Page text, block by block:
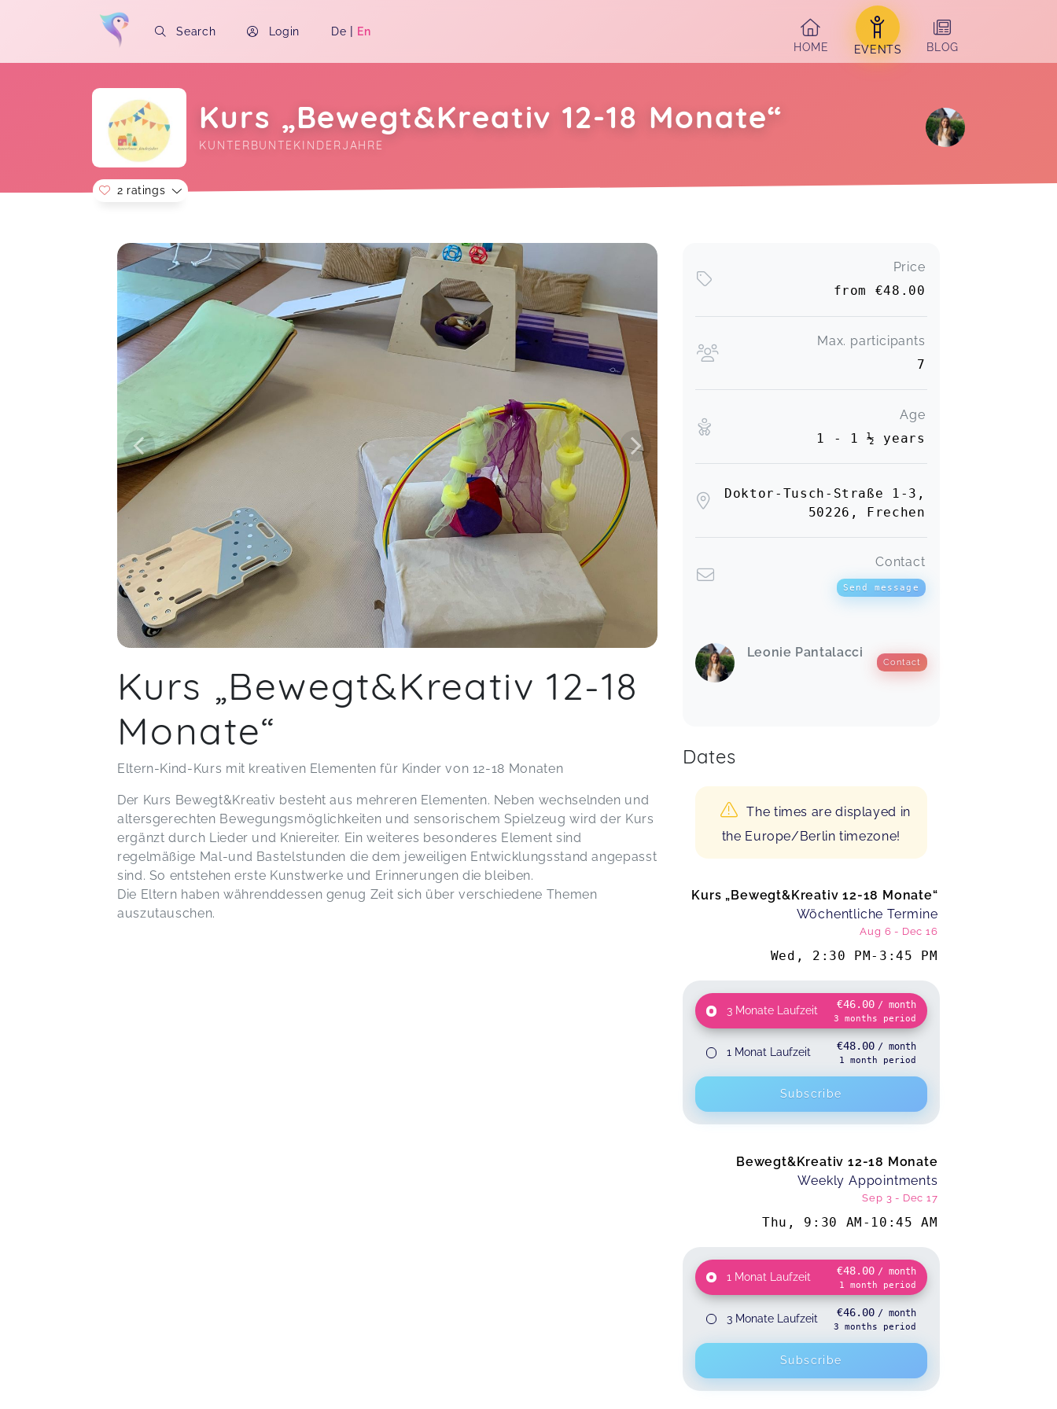
Search Login De | En
HOME
EVENTS BLOG
Kurs „Bewegt&Kreativ 12-18 Monate“
KUNTERBUNTEKINDERJAHRE
Soon you will learn more about me here...
2 ratings
Kurt,Nov 08
Kurs „Bewegt&Kreativ 12-18
Monate“
Eltern-Kind-Kurs mit kreativen Elementen für Kinder von 12-18 Monaten
Der Kurs Bewegt&Kreativ besteht aus mehreren Elementen. Neben wechselnden und
altersgerechten Bewegungsmöglichkeiten und sensorischem Spielzeug wird der Kurs
ergänzt durch Lieder und Kniereiter. Ein weiteres besonderes Element sind
regelmäßige Mal-und Bastelstunden die dem jeweiligen Entwicklungsstand angepasst
sind. So entstehen erste Kunstwerke und Erinnerungen die bleiben.
Die Eltern haben währenddessen genug Zeit sich über verschiedene Themen
auszutauschen.
Price
from €48.00
Max. participants
7
Age
1 - 1 ½ years
Doktor-Tusch-Straße 1-3,
50226, Frechen
Contact
Send message
Leonie Pantalacci
Contact
Dates
The times are displayed in
the Europe/Berlin timezone!
Kurs „Bewegt&Kreativ 12-18 Monate“
Wöchentliche Termine
Aug 6 - Dec 16
Wed , 2:30 PM - 3:45 PM
3 Monate Laufzeit €46.00 / month
3 months period
1 Monat Laufzeit €48.00 / month
1 month period
Subscribe
Bewegt&Kreativ 12-18 Monate
Weekly Appointments
Sep 3 - Dec 17
Thu , 9:30 AM - 10:45 AM
1 Monat Laufzeit €48.00 / month
1 month period
3 Monate Laufzeit €46.00 / month
3 months period
Subscribe